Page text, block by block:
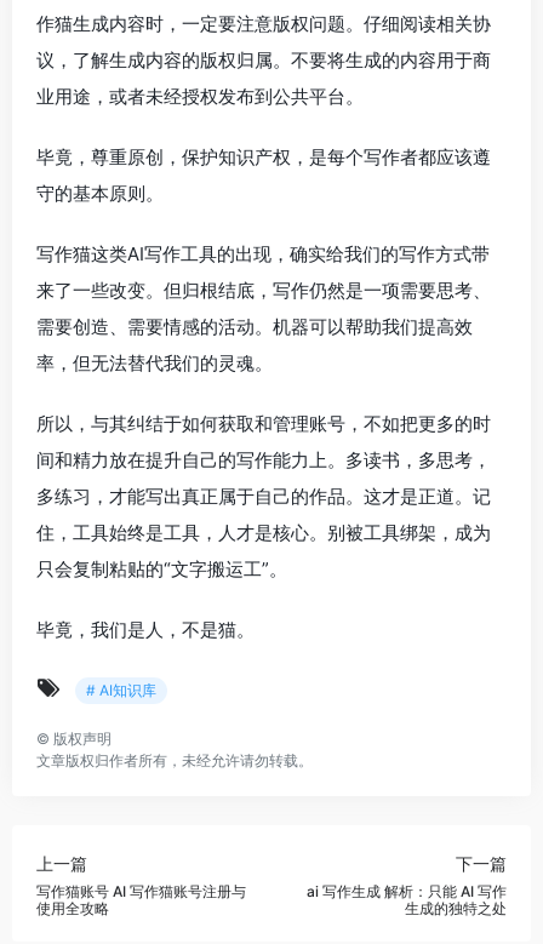
作猫生成内容时，一定要注意版权问题。仔细阅读相关协
议，了解生成内容的版权归属。不要将生成的内容用于商
业用途，或者未经授权发布到公共平台。
毕竟，尊重原创，保护知识产权，是每个写作者都应该遵
守的基本原则。
写作猫这类AI写作工具的出现，确实给我们的写作方式带
来了一些改变。但归根结底，写作仍然是一项需要思考、
需要创造、需要情感的活动。机器可以帮助我们提高效
率，但无法替代我们的灵魂。
所以，与其纠结于如何获取和管理账号，不如把更多的时
间和精力放在提升自己的写作能力上。多读书，多思考，
多练习，才能写出真正属于自己的作品。这才是正道。记
住，工具始终是工具，人才是核心。别被工具绑架，成为
只会复制粘贴的“文字搬运工”。
毕竟，我们是人，不是猫。
# AI知识库
© 版权声明
文章版权归作者所有，未经允许请勿转载。
上一篇
写作猫账号 AI 写作猫账号注册与
使用全攻略
下一篇
ai 写作生成 解析：只能 AI 写作
生成的独特之处